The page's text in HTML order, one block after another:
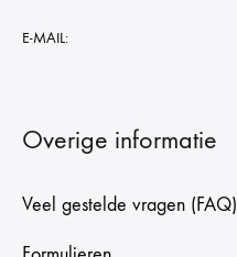
E-MAIL:
Overige informatie
Veel gestelde vragen (FAQ)